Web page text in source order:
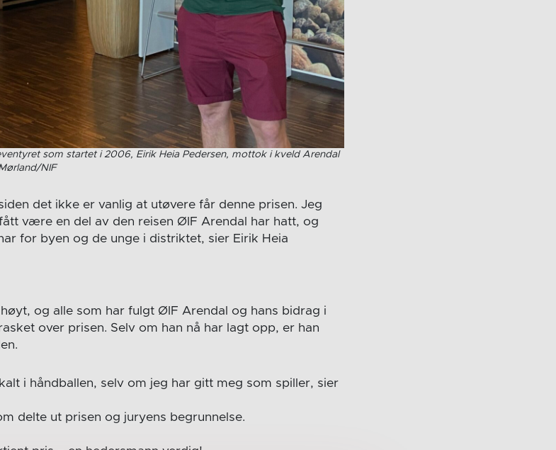
som startet i 2006, Eirik Heia Pedersen, mottok i kveld Arendal
NIF
det ikke er vanlig at utøvere får denne prisen. Jeg
være en del av den reisen ØIF Arendal har hatt, og
for byen og de unge i distriktet, sier Eirik Heia
og alle som har fulgt ØIF Arendal og hans bidrag i
over prisen. Selv om han nå har lagt opp, er han
i håndballen, selv om jeg har gitt meg som spiller, sier
delte ut prisen og juryens begrunnelse.